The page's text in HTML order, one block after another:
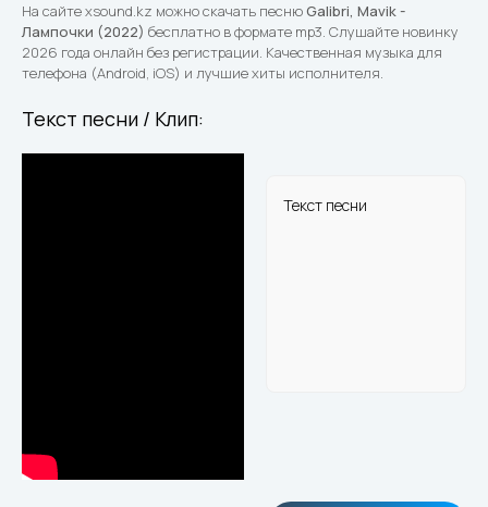
На сайте xsound.kz можно скачать песнюGalibri, Mavik -
Лампочки (2022) бесплатно в формате mp3. Слушайте новинку
2026 года онлайн без регистрации. Качественная музыка для
телефона (Android, iOS) и лучшие хиты исполнителя.
Текст песни / Клип:
Текст песни